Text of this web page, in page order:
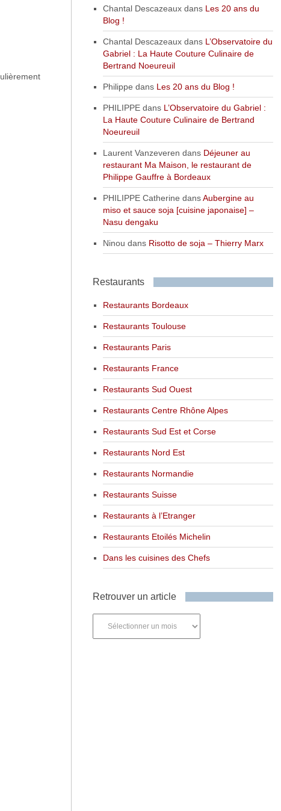
Chantal Descazeauxdans Les 20 ans du
Blog !
Chantal Descazeauxdans L’Observatoire du
Gabriel : La Haute Couture Culinaire de
Bertrand Noeureuil
Philippe dans Les 20 ans du Blog !
PHILIPPEdans L’Observatoire du Gabriel :
La Haute Couture Culinaire de Bertrand
Noeureuil
Laurent Vanzeveren dans Déjeuner au
restaurant Ma Maison, le restaurant de
Philippe Gauffre à Bordeaux
PHILIPPE Catherine dansAubergine au
miso et sauce soja [cuisine japonaise] –
Nasu dengaku
Ninou dans Risotto de soja – Thierry Marx
Restaurants
Restaurants Bordeaux
Restaurants Toulouse
Restaurants Paris
Restaurants France
Restaurants Sud Ouest
Restaurants Centre Rhône Alpes
Restaurants Sud Est et Corse
Restaurants Nord Est
Restaurants Normandie
Restaurants Suisse
Restaurants à l’Etranger
Restaurants Etoilés Michelin
Dans les cuisines des Chefs
Retrouver un article